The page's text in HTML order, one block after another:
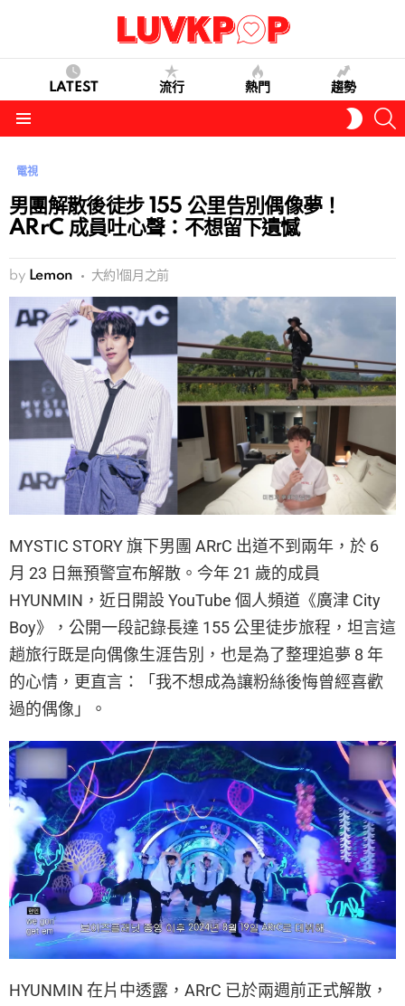
LATEST 流行 熱門 趨勢
SKIN
電視
男團解散後徒步 155 公里告別偶像夢！
ARrC 成員吐心聲：不想留下遺憾
by Lemon 大約1個月之前
MYSTIC STORY 旗下男團 ARrC 出道不到兩年，於 6
月 23 日無預警宣布解散。今年 21 歲的成員
HYUNMIN，近日開設 YouTube 個人頻道《廣津 City
Boy》，公開一段記錄長達 155 公里徒步旅程，坦言這
趟旅行既是向偶像生涯告別，也是為了整理追夢 8 年
的心情，更直言：「我不想成為讓粉絲後悔曾經喜歡
過的偶像」。
HYUNMIN 在片中透露，ARrC 已於兩週前正式解散，